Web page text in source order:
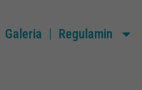
Galeria Regulamin